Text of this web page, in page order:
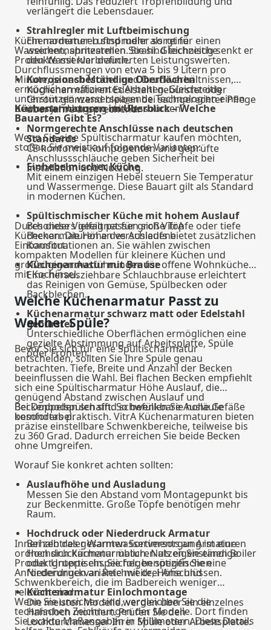
verlängert die Lebensdauer.
Strahlregler mit Luftbeimischung
Ein moderner Luftsprudler sorgt für einen
weichen, spritzarmen Strahl. Gleichzeitig senkt er
den Wasserverbrauch.
Korrosionsbeständige Oberflächen
Küchenarmaturen Edelstahl gebürstet oder
Chrom glänzend bleiben bei sachgerechter Pflege
über Jahre ansprechend.
Normgerechte Anschlüsse nach deutschen
Standards
CE-konforme Komponenten und geprüfte
Anschlussschläuche geben Sicherheit bei
Installation und Nutzung.
Küchenarmaturen sind mehr als reine
Wasserentnahmestellen. Sie sind technische
Produkte mit klar definierten Leistungswerten.
Durchflussmengen von etwa 5 bis 9 Litern pro
Minute, je nach Modell und Druckverhältnissen,
ermöglichen effizientes Arbeiten. Gleichzeitig
unterstützen wassersparende Technologien einen
bewussten Umgang mit Ressourcen.
Küchenarmaturen im Überblick – Welche
Bauarten Gibt Es?
Wenn Sie eine Spültischarmatur kaufen möchten,
stoßen Sie meist auf folgende Varianten:
Einhebelmischer Küche
Mit einem einzigen Hebel steuern Sie Temperatur
und Wassermenge. Diese Bauart gilt als Standard
in modernen Küchen.
Spültischmischer Küche mit hohem Auslauf
Besonders geeignet für große Töpfe oder tiefe
Becken. Die Höhe des Auslaufs bietet zusätzlichen
Komfort.
Küchenarmatur mit Brause
Eine herausziehbare Schlauchbrause erleichtert
das Reinigen von Gemüse, Spülbecken oder
Backblechen.
Küchenarmatur schwarz matt oder Edelstahl
gebürstet
Unterschiedliche Oberflächen ermöglichen eine
gezielte Abstimmung auf Arbeitsplatte, Spüle
oder Fronten.
Durch diese Vielfalt passen sich VitrA
Küchenarmaturen an verschiedene
Einbausituationen an. Sie wählen zwischen
kompakten Modellen für kleinere Küchen und
großzügigen Ausführungen für offene Wohnküchen
mit Kochinsel.
Welche Küchenarmatur Passt zu
Welcher Spüle?
Bevor Sie sich für eine Spültischarmatur
entscheiden, sollten Sie Ihre Spüle genau
betrachten. Tiefe, Breite und Anzahl der Becken
beeinflussen die Wahl. Bei flachen Becken empfiehlt
sich eine Spültischarmatur Höhe Auslauf, die
genügend Abstand zwischen Auslauf und
Beckenboden schafft. So befüllen Sie hohe Gefäße
komfortabel.
Bei Doppelspülen sind schwenkbare Ausläufe
besonders praktisch. VitrA Küchenarmaturen bieten
präzise einstellbare Schwenkbereiche, teilweise bis
zu 360 Grad. Dadurch erreichen Sie beide Becken
ohne Umgreifen.
Worauf Sie konkret achten sollten:
Auslaufhöhe und Ausladung
Messen Sie den Abstand vom Montagepunkt bis
zur Beckenmitte. Große Töpfe benötigen mehr
Raum.
Hochdruck oder Niederdruck Armatur
Bei zentraler Warmwasserversorgung ist eine
Hochdruckarmatur üblich. Nutzen Sie einen Boiler
oder Untertischspeicher, benötigen Sie eine
Niederdruckvariante mit drei Anschlüssen.
Küchenarmatur Einlochmontage
Die meisten Modelle werden über ein einzelnes
Hahnloch montiert. Prüfen Sie den
Lochdurchmesser Ihrer Spüle oder Arbeitsplatte.
Innerhalb des gesamten Sortiments anArmaturen
ordnen sich Küchenarmaturen als eigenständige
Produktgruppe ein. Sie folgen spezifischen
Anforderungen an Reichweite, Höhe und
Schwenkbereich, die im Badbereich weniger
relevant sind.
Wenn Sie unsicher sind, vergleichen Sie die
technischen Zeichnungen der Modelle. Dort finden
Sie exakte Maßangaben in Millimetern. Diese Details